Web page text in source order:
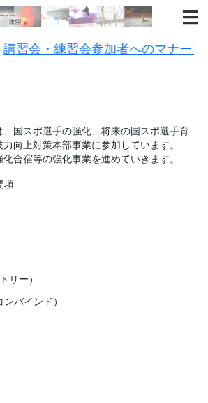
講習会・練習会参加者へのマナー
国スポ選手の強化、将来の国スポ選手育
向上対策本部事業に参加しています。
合宿等の強化事業を進めていきます。
項
リー）
バインド）